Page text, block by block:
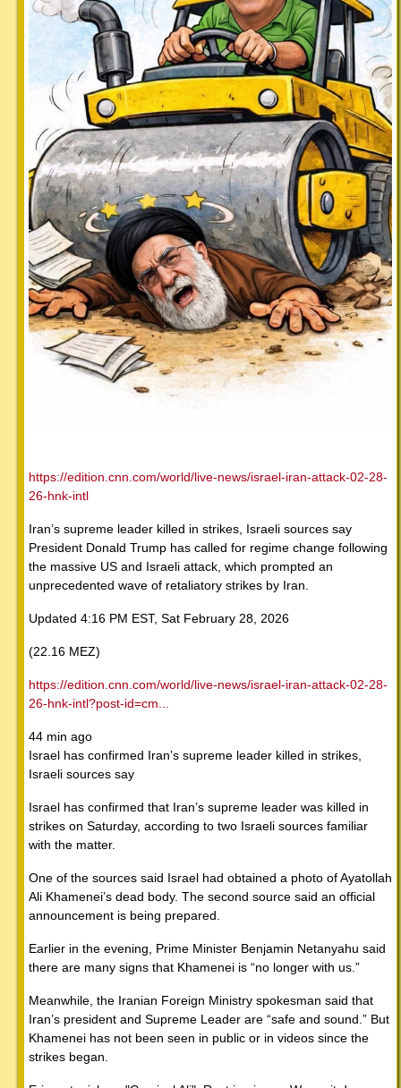
https://edition.cnn.com/world/live-news/israel-iran-attack-02-28-
26-hnk-intl
Iran’s supreme leader killed in strikes, Israeli sources say
President Donald Trump has called for regime change following
the massive US and Israeli attack, which prompted an
unprecedented wave of retaliatory strikes by Iran.
Updated 4:16 PM EST, Sat February 28, 2026
(22.16 MEZ)
https://edition.cnn.com/world/live-news/israel-iran-attack-02-28-
26-hnk-intl?post-id=cm...
44 min ago
Israel has confirmed Iran’s supreme leader killed in strikes,
Israeli sources say
Israel has confirmed that Iran’s supreme leader was killed in
strikes on Saturday, according to two Israeli sources familiar
with the matter.
One of the sources said Israel had obtained a photo of Ayatollah
Ali Khamenei’s dead body. The second source said an official
announcement is being prepared.
Earlier in the evening, Prime Minister Benjamin Netanyahu said
there are many signs that Khamenei is “no longer with us.”
Meanwhile, the Iranian Foreign Ministry spokesman said that
Iran’s president and Supreme Leader are “safe and sound.” But
Khamenei has not been seen in public or in videos since the
strikes began.